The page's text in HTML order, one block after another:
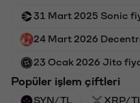
31 Mart 2025 Sonic
24 Mart 2026
23 Ocak 2026 Jito
Popüler işlem çiftleri
SYN/TL XRP/TL